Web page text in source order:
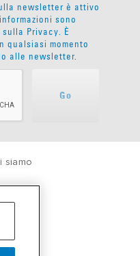
newsletter è attivo
sono
Privacy . È
qualsiasi momento
alle newsletter.
Go
siamo